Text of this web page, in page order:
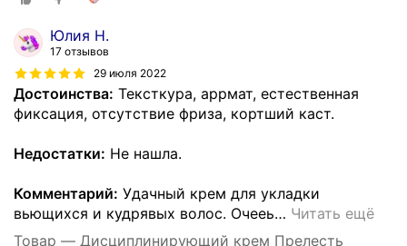
Юлия Н.
17 отзывов
29 июля 2022
Достоинства: Тексткура, аррмат, естественная
фиксация, отсутствие фриза, кортший каст.
Недостатки: Не нашла.
Комментарий: Удачный крем для укладки
вьющихся и кудрявых волос. Очееь… Читать ещё
Товар — Дисциплинирующий крем Прелесть